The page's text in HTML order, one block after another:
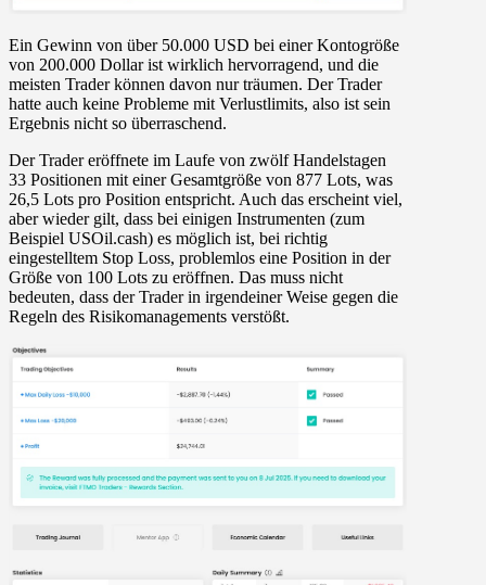
Ein Gewinn von über 50.000 USD bei einer Kontogröße
von 200.000 Dollar ist wirklich hervorragend, und die
meisten Trader können davon nur träumen. Der Trader
hatte auch keine Probleme mit Verlustlimits, also ist sein
Ergebnis nicht so überraschend.
Der Trader eröffnete im Laufe von zwölf Handelstagen
33 Positionen mit einer Gesamtgröße von 877 Lots, was
26,5 Lots pro Position entspricht. Auch das erscheint viel,
aber wieder gilt, dass bei einigen Instrumenten (zum
Beispiel USOil.cash) es möglich ist, bei richtig
eingestelltem Stop Loss, problemlos eine Position in der
Größe von 100 Lots zu eröffnen. Das muss nicht
bedeuten, dass der Trader in irgendeiner Weise gegen die
Regeln des Risikomanagements verstößt.